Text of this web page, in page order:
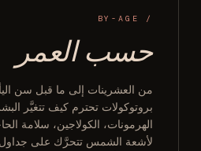
/ BY-AGE
حسب العمر
من العشرينات إلى ما قبل سن
بروتوكولات تحترم كيف تتغيَّر
الهرمونات، الكولاجين، سلامة
لأشعة الشمس تتحرَّك على جداول